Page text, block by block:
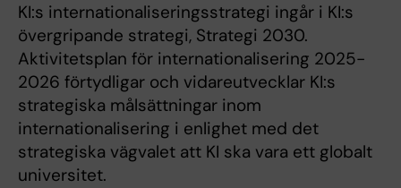
KI:s internationaliseringsstrategi ingår i KI:s
övergripande strategi, Strategi 2030.
Aktivitetsplan för internationalisering 2025-
2026 förtydligar och vidareutvecklar KI:s
strategiska målsättningar inom
internationalisering i enlighet med det
strategiska vägvalet att KI ska vara ett globalt
universitet.